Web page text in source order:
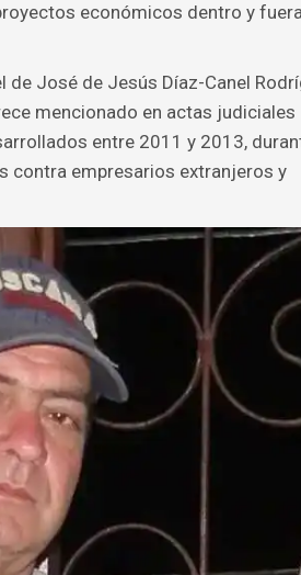
económicos dentro y
José de Jesús Díaz-Canel
mencionado en actas judiciales
entre 2011 y 2013,
contra empresarios extranjeros y